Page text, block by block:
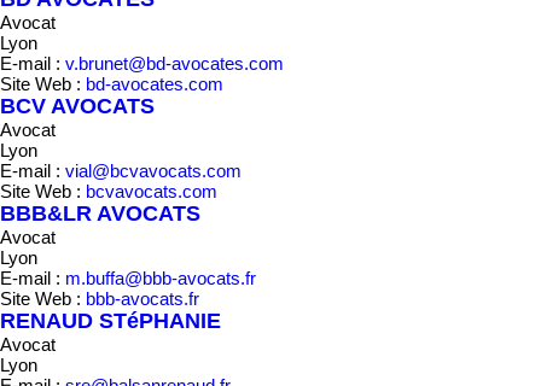
Avocat
Lyon
E-mail : v.brunet@bd-avocates.com
Site Web : bd-avocates.com
BCV AVOCATS
Avocat
Lyon
E-mail : vial@bcvavocats.com
Site Web : bcvavocats.com
BBB&LR AVOCATS
Avocat
Lyon
E-mail : m.buffa@bbb-avocats.fr
Site Web : bbb-avocats.fr
RENAUD STéPHANIE
Avocat
Lyon